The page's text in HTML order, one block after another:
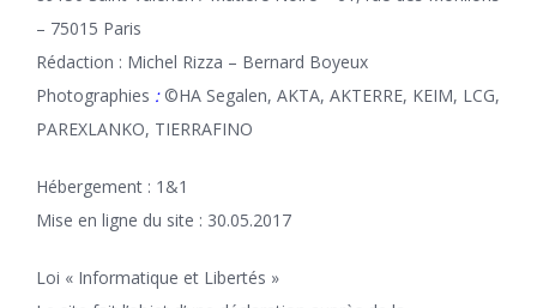
– 75015 Paris
Rédaction : Michel Rizza – Bernard Boyeux
Photographies :©HA Segalen, AKTA, AKTERRE, KEIM, LCG,
PAREXLANKO, TIERRAFINO
Hébergement : 1&1
Mise en ligne du site : 30.05.2017
Loi « Informatique et Libertés »